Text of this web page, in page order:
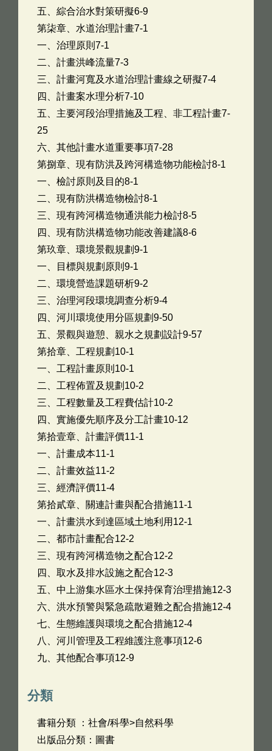
五、綜合治水對策研擬6-9
第柒章、水道治理計畫7-1
一、治理原則7-1
二、計畫洪峰流量7-3
三、計畫河寬及水道治理計畫線之研擬7-4
四、計畫案水理分析7-10
五、主要河段治理措施及工程、非工程計畫7-
25
六、其他計畫水道重要事項7-28
第捌章、現有防洪及跨河構造物功能檢討8-1
一、檢討原則及目的8-1
二、現有防洪構造物檢討8-1
三、現有跨河構造物通洪能力檢討8-5
四、現有防洪構造物功能改善建議8-6
第玖章、環境景觀規劃9-1
一、目標與規劃原則9-1
二、環境營造課題研析9-2
三、治理河段環境調查分析9-4
四、河川環境使用分區規劃9-50
五、景觀與遊憩、親水之規劃設計9-57
第拾章、工程規劃10-1
一、工程計畫原則10-1
二、工程佈置及規劃10-2
三、工程數量及工程費估計10-2
四、實施優先順序及分工計畫10-12
第拾壹章、計畫評價11-1
一、計畫成本11-1
二、計畫效益11-2
三、經濟評價11-4
第拾貳章、關連計畫與配合措施11-1
一、計畫洪水到達區域土地利用12-1
二、都市計畫配合12-2
三、現有跨河構造物之配合12-2
四、取水及排水設施之配合12-3
五、中上游集水區水土保持保育治理措施12-3
六、洪水預警與緊急疏散避難之配合措施12-4
七、生態維護與環境之配合措施12-4
八、河川管理及工程維護注意事項12-6
九、其他配合事項12-9
分類
書籍分類 ：社會/科學>自然科學
出版品分類：圖書